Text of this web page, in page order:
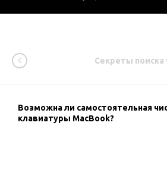
Секреты поиска
Возможна ли самостоятельная
клавиатуры MacBook?